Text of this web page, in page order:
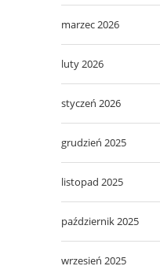
marzec 2026
luty 2026
styczeń 2026
grudzień 2025
listopad 2025
październik 2025
wrzesień 2025